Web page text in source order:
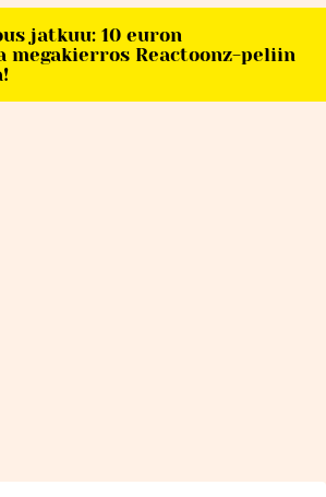
jatkuu: 10 euron
megakierros Reactoonz-peliin